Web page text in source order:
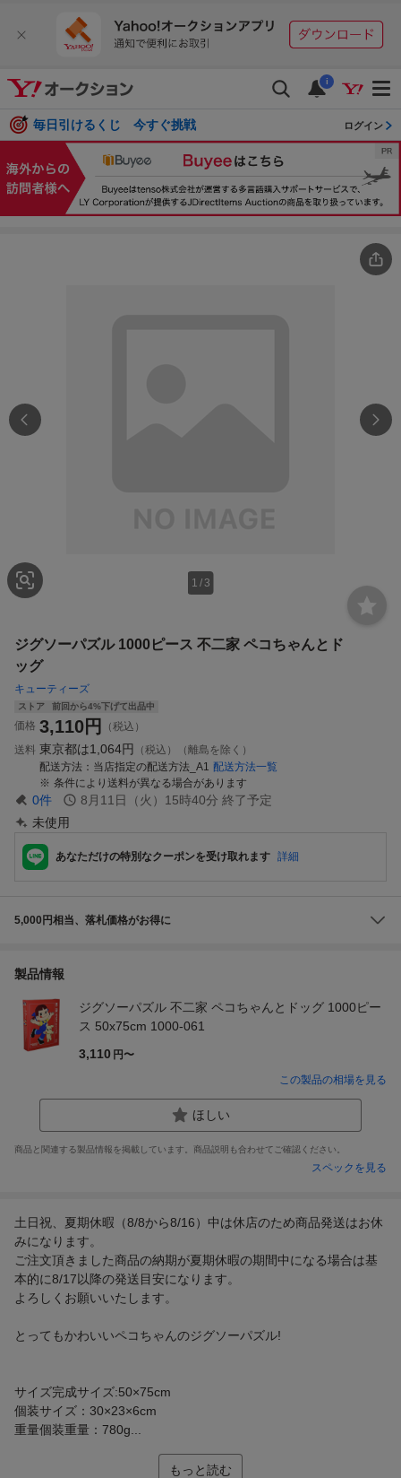
i
毎日引けるくじ 今すぐ挑戦 ログイン
1 / 3
ジグソーパズル 1000ピース 不二家 ペコちゃんとド
ッグ
キューティーズ
ストア 前回から4%下げて出品中
価格 3,110円
（税込）
送料 東京都は1,064円
（税込）（離島を除く）
配送方法
当店指定の配送方法_A1 配送方法一覧
条件により送料が異なる場合があります
0件 8月11日（火）15時40分 終了予定
未使用
あなただけの特別なクーポンを受け取れます 詳細
5,000円相当、落札価格がお得に
製品情報
ジグソーパズル 不二家 ペコちゃんとドッグ 1000ピー
ス 50x75cm 1000-061
3,110 円〜
この製品の相場を見る
ほしい
商品と関連する製品情報を掲載しています。商品説明も合わせてご確認ください。
スペックを見る
土日祝、夏期休暇（8/8から8/16）中は休店のため商品発送はお休
みになります。
ご注文頂きました商品の納期が夏期休暇の期間中になる場合は基
本的に8/17以降の発送目安になります。
よろしくお願いいたします。
とってもかわいいペコちゃんのジグソーパズル!
サイズ完成サイズ:50×75cm
個装サイズ：30×23×6cm
重量個装重量：780g...
もっと読む